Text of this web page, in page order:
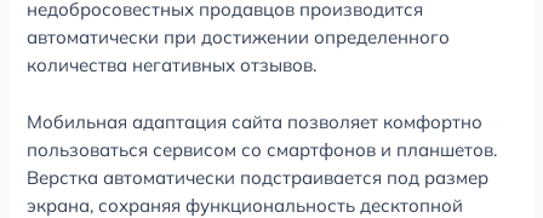
недобросовестных продавцов производится
автоматически при достижении определенного
количества негативных отзывов.
Мобильная адаптация сайта позволяет комфортно
пользоваться сервисом со смартфонов и планшетов.
Верстка автоматически подстраивается под размер
экрана, сохраняя функциональность десктопной